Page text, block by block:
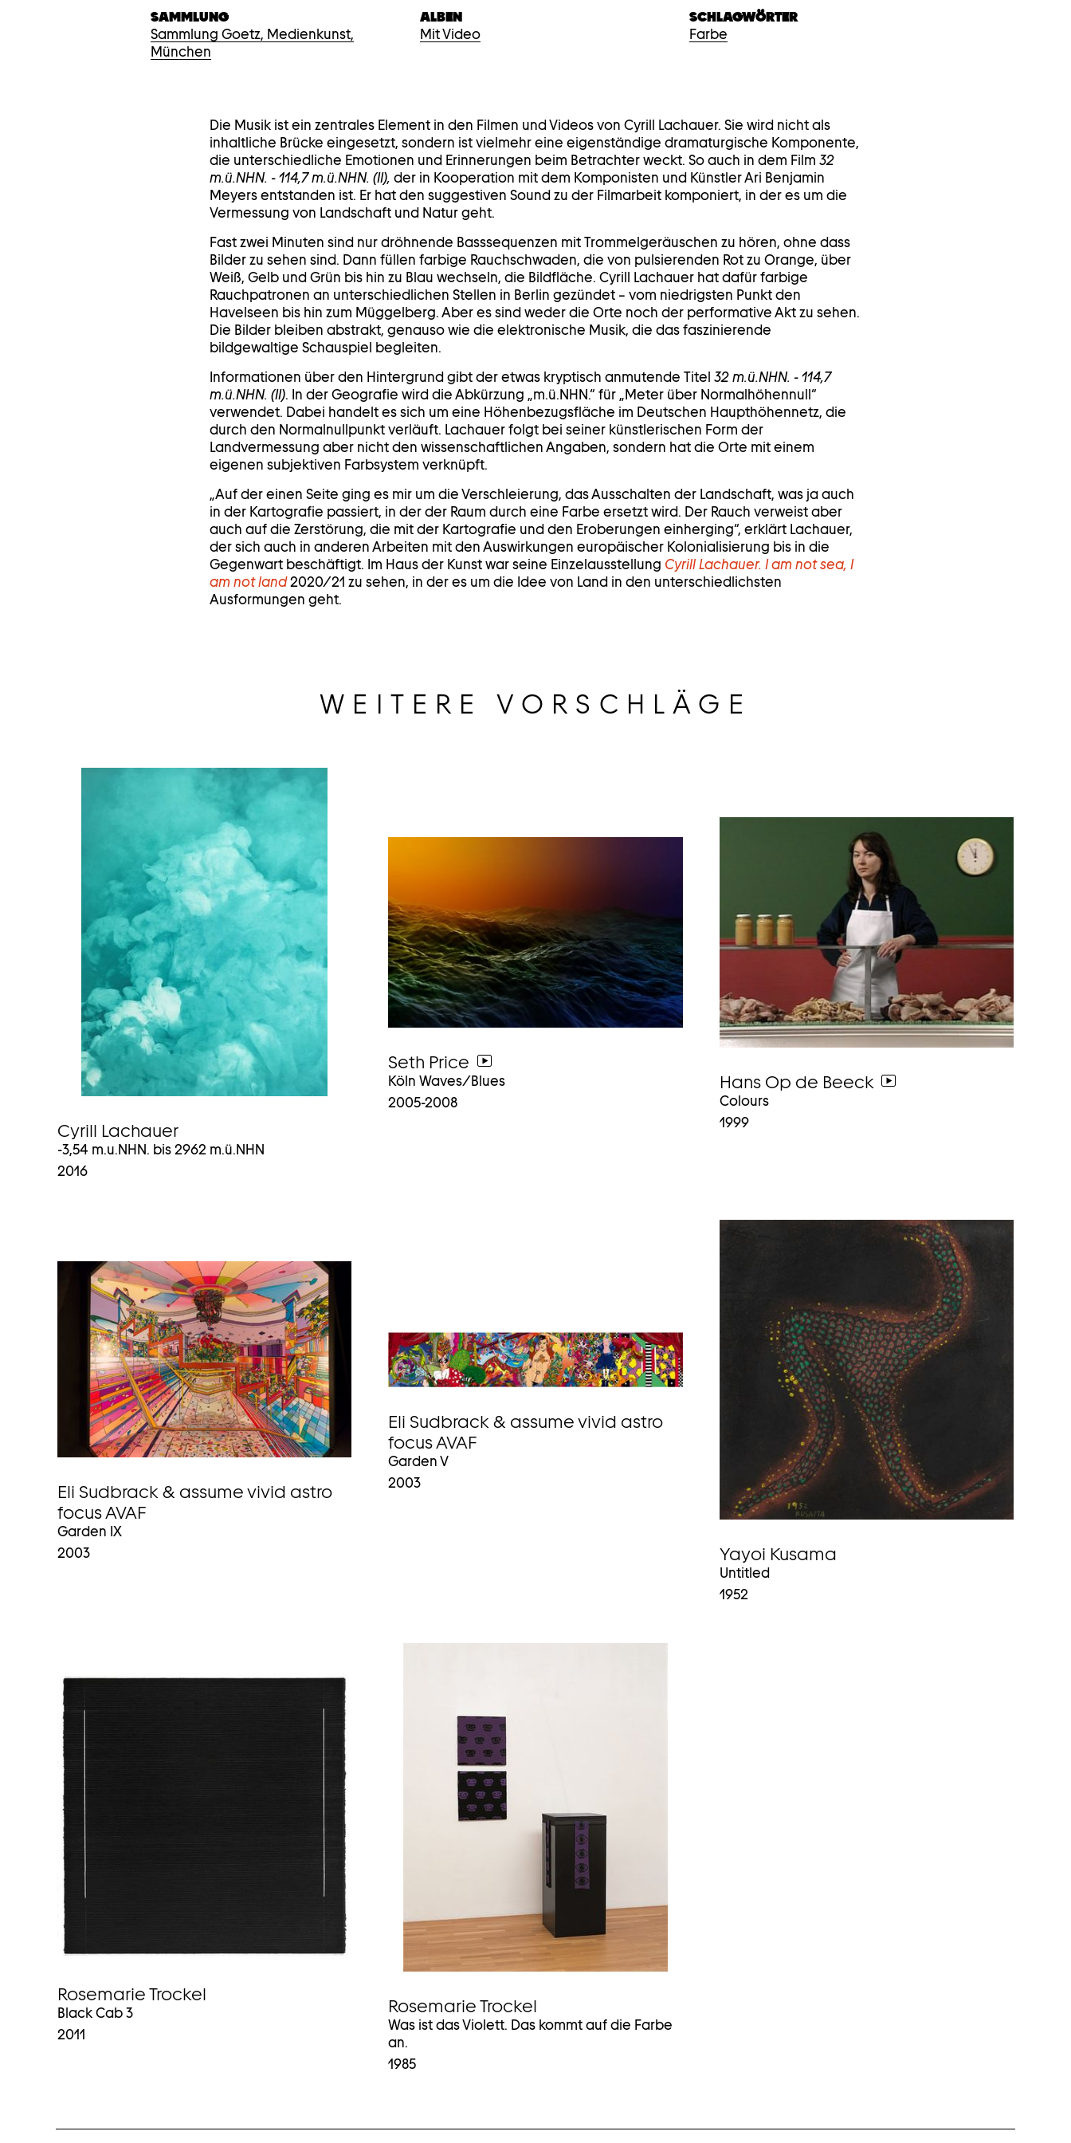
SAMMLUNG
Sammlung Goetz, Medienkunst,
München
ALBEN
Mit Video
SCHLAGWÖRTER
Farbe
Die Musik ist ein zentrales Element in den Filmen und Videos von Cyrill Lachauer. Sie wird nicht als
inhaltliche Brücke eingesetzt, sondern ist vielmehr eine eigenständige dramaturgische Komponente,
die unterschiedliche Emotionen und Erinnerungen beim Betrachter weckt. So auch in dem Film 32
m.ü.NHN. - 114,7 m.ü.NHN. (II), der in Kooperation mit dem Komponisten und Künstler Ari Benjamin
Meyers entstanden ist. Er hat den suggestiven Sound zu der Filmarbeit komponiert, in der es um die
Vermessung von Landschaft und Natur geht.
Fast zwei Minuten sind nur dröhnende Basssequenzen mit Trommelgeräuschen zu hören, ohne dass
Bilder zu sehen sind. Dann füllen farbige Rauchschwaden, die von pulsierenden Rot zu Orange, über
Weiß, Gelb und Grün bis hin zu Blau wechseln, die Bildfläche. Cyrill Lachauer hat dafür farbige
Rauchpatronen an unterschiedlichen Stellen in Berlin gezündet – vom niedrigsten Punkt den
Havelseen bis hin zum Müggelberg. Aber es sind weder die Orte noch der performative Akt zu sehen.
Die Bilder bleiben abstrakt, genauso wie die elektronische Musik, die das faszinierende
bildgewaltige Schauspiel begleiten.
Informationen über den Hintergrund gibt der etwas kryptisch anmutende Titel 32 m.ü.NHN. - 114,7
m.ü.NHN. (II). In der Geografie wird die Abkürzung „m.ü.NHN.“ für „Meter über Normalhöhennull“
verwendet. Dabei handelt es sich um eine Höhenbezugsfläche im Deutschen Haupthöhennetz, die
durch den Normalnullpunkt verläuft. Lachauer folgt bei seiner künstlerischen Form der
Landvermessung aber nicht den wissenschaftlichen Angaben, sondern hat die Orte mit einem
eigenen subjektiven Farbsystem verknüpft.
„Auf der einen Seite ging es mir um die Verschleierung, das Ausschalten der Landschaft, was ja auch
in der Kartografie passiert, in der der Raum durch eine Farbe ersetzt wird. Der Rauch verweist aber
auch auf die Zerstörung, die mit der Kartografie und den Eroberungen einherging“, erklärt Lachauer,
der sich auch in anderen Arbeiten mit den Auswirkungen europäischer Kolonialisierung bis in die
Gegenwart beschäftigt. Im Haus der Kunst war seine Einzelausstellung Cyrill Lachauer. I am not sea, I
am not land2020/21 zu sehen, in der es um die Idee von Land in den unterschiedlichsten
Ausformungen geht.
WEITERE VORSCHLÄGE
Cyrill Lachauer
-3,54 m.u.NHN. bis 2962 m.ü.NHN
2016
Seth Price
weiter
zum
video
Köln Waves/Blues
2005-2008
Hans Op de Beeck
weiter
zum
video
Colours
1999
Eli Sudbrack & assume vivid astro
focus AVAF
Garden IX
2003
Eli Sudbrack & assume vivid astro
focus AVAF
Garden V
2003
Yayoi Kusama
Untitled
1952
Rosemarie Trockel
Black Cab 3
2011
Rosemarie Trockel
Was ist das Violett. Das kommt auf die Farbe
an.
1985